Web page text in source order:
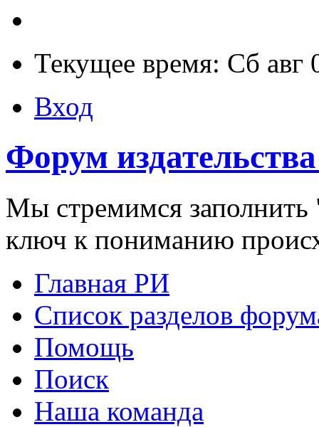
Текущее время: Сб авг
Вход
Форум
Мы стремимся заполнить
ключ к пониманию
Главная РИ
Список разделов
Помощь
Поиск
Наша команда